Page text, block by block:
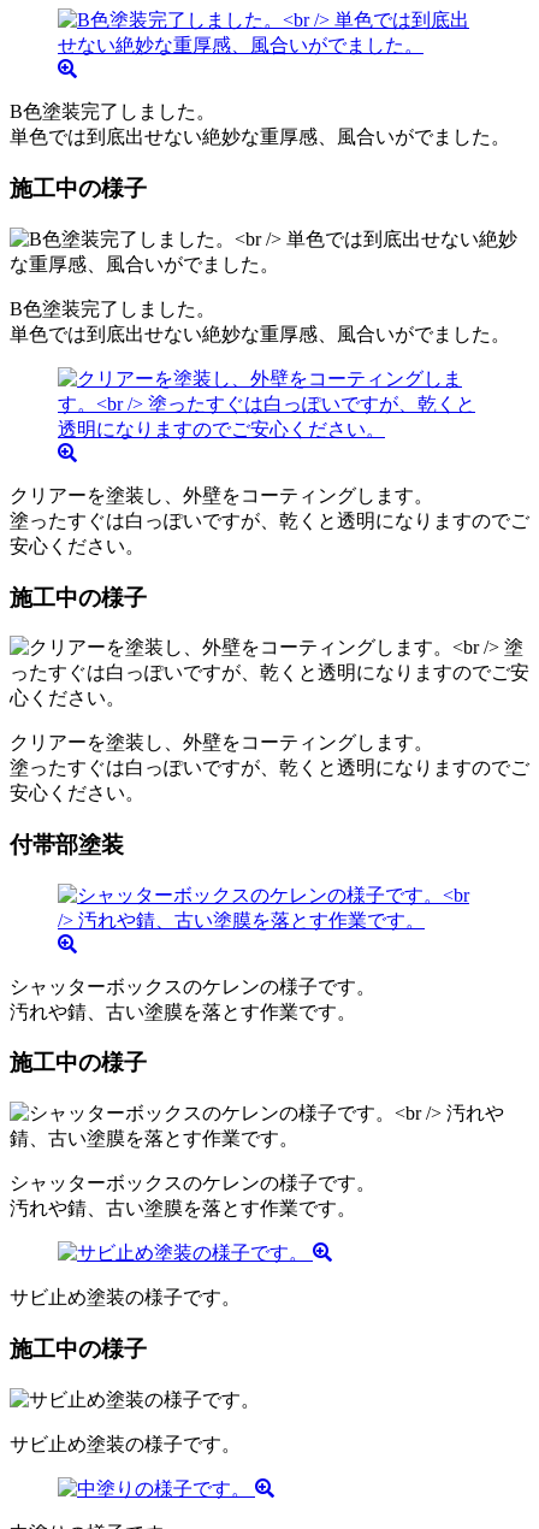
B色塗装完了しました。
単色では到底出せない絶妙な重厚感、風合いがでました。
施工中の様子
B色塗装完了しました。
単色では到底出せない絶妙な重厚感、風合いがでました。
クリアーを塗装し、外壁をコーティングします。
塗ったすぐは白っぽいですが、乾くと透明になりますのでご
安心ください。
施工中の様子
クリアーを塗装し、外壁をコーティングします。
塗ったすぐは白っぽいですが、乾くと透明になりますのでご
安心ください。
付帯部塗装
シャッターボックスのケレンの様子です。
汚れや錆、古い塗膜を落とす作業です。
施工中の様子
シャッターボックスのケレンの様子です。
汚れや錆、古い塗膜を落とす作業です。
サビ止め塗装の様子です。
施工中の様子
サビ止め塗装の様子です。